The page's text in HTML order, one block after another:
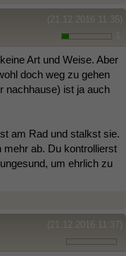
(21.12.2016 11:35)
Art und Weise. Aber
doch weg zu gehen
nachhause) ist ja auch
am Rad und stalkst sie.
mehr ab. Du kontrollierst
um ehrlich zu
(21.12.2016 11:37)